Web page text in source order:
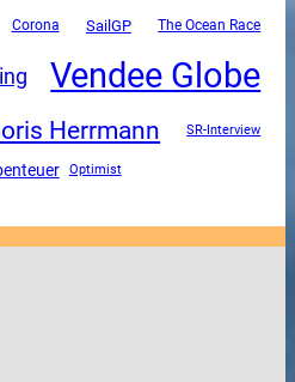
Corona SailGP The Ocean Race
Vendee Globe
Herrmann SR-Interview
Optimist